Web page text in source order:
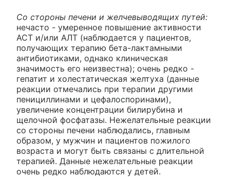
Со стороны печени и желчевыводящих путей:
нечасто - умеренное повышение активности
ACT и/или АЛТ (наблюдается у пациентов,
получающих терапию бета-лактамными
антибиотиками, однако клиническая
значимость его неизвестна); очень редко -
гепатит и холестатическая желтуха (данные
реакции отмечались при терапии другими
пенициллинами и цефалоспоринами),
увеличение концентрации билирубина и
щелочной фосфатазы. Нежелательные реакции
со стороны печени наблюдались, главным
образом, у мужчин и пациентов пожилого
возраста и могут быть связаны с длительной
терапией. Данные нежелательные реакции
очень редко наблюдаются у детей.